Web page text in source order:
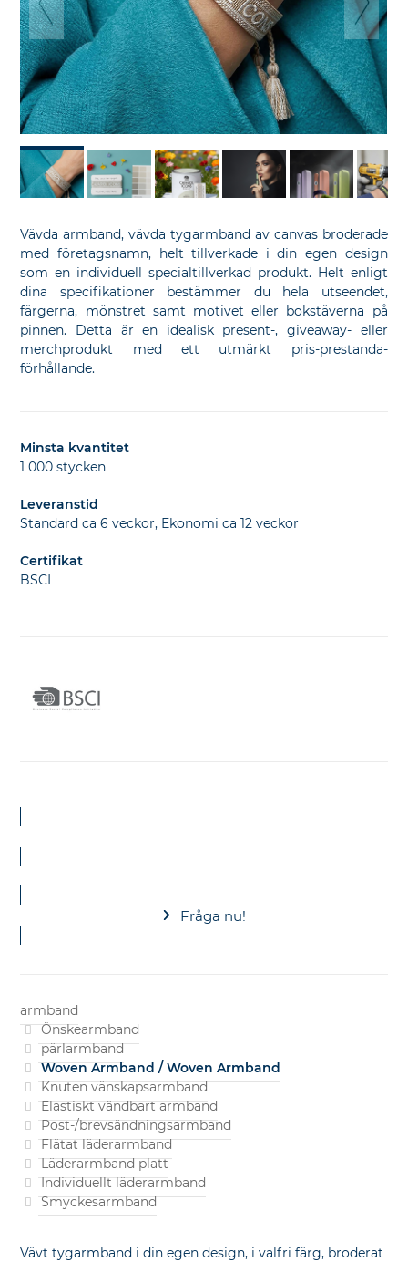
bild
Vävda armband, vävda tygarmband av canvas broderade
med företagsnamn, helt tillverkade i din egen design
som en individuell specialtillverkad produkt. Helt enligt
dina specifikationer bestämmer du hela utseendet,
färgerna, mönstret samt motivet eller bokstäverna på
pinnen. Detta är en idealisk present-, giveaway- eller
merchprodukt med ett utmärkt pris-prestanda-
förhållande.
Minsta kvantitet
1 000 stycken
Leveranstid
Standard ca 6 veckor, Ekonomi ca 12 veckor
Certifikat
BSCI
Fråga nu!
armband
Önskearmband
pärlarmband
Woven Armband / Woven Armband
Knuten vänskapsarmband
Elastiskt vändbart armband
Post-/brevsändningsarmband
Flätat läderarmband
Läderarmband platt
Individuellt läderarmband
Smyckesarmband
Vävt tygarmband i din egen design, i valfri färg, broderat